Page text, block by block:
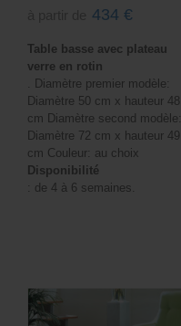
434 €
Table basse avec plateau
verre en rotin
. Diamètre premier modèle:
Diamètre 50 cm x hauteur 48
cm Diamètre second modèle:
Diamètre 72 cm x hauteur 49
cm Couleur: au choix
Disponibilité
: de 4 à 6 semaines.